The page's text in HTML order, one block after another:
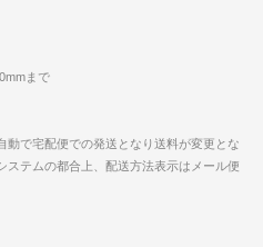
まで
動で宅配便での発送となり送料が変更とな
テムの都合上、配送方法表示はメール便